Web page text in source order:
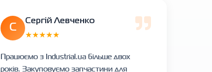
С
Сергій Левченко
★★★★★
Працюємо з Industrial.ua більше двох
років. Закуповуємо запчастини для